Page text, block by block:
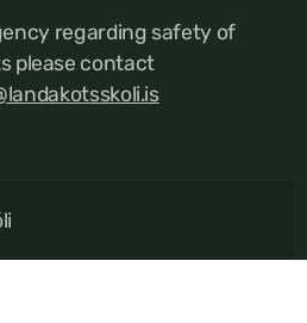
regarding safety of
please contact